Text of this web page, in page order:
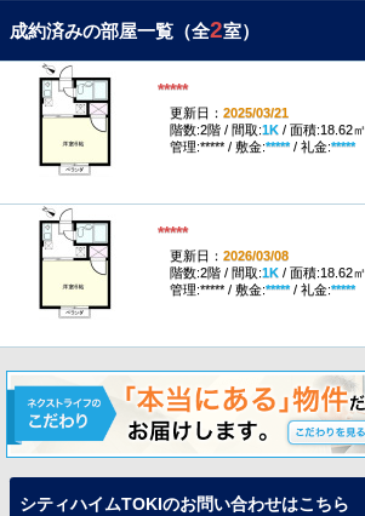
成約済みの部屋一覧（全2室）
*****
更新日： 2025/03/21
階数:2階 / 間取:1K/ 面積:18.62㎡
管理:***** / 敷金:*****/ 礼金:*****
*****
更新日： 2026/03/08
階数:2階 / 間取:1K/ 面積:18.62㎡
管理:***** / 敷金:*****/ 礼金:*****
シティハイムTOKIのお問い合わせはこちら